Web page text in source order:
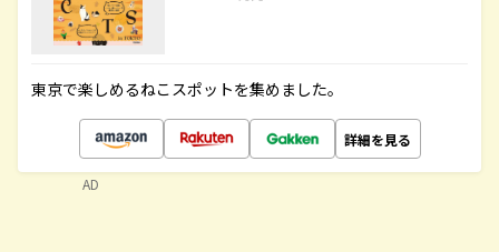
東京で楽しめるねこスポットを集めました。
詳細を見る
AD